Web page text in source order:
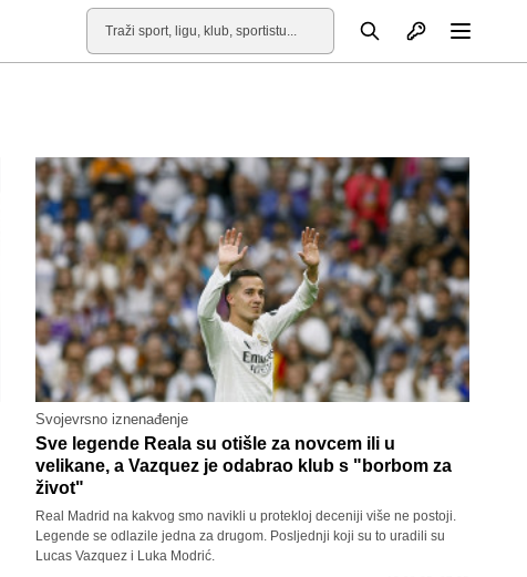
Pretraga Otvori profil
Svojevrsno iznenađenje
Sve legende Reala su otišle za novcem ili u
velikane, a Vazquez je odabrao klub s "borbom za
život"
Real Madrid na kakvog smo navikli u protekloj deceniji više ne postoji.
Legende se odlazile jedna za drugom. Posljednji koji su to uradili su
Lucas Vazquez i Luka Modrić.